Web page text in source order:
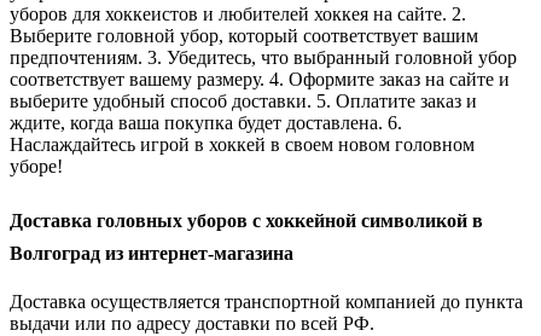
уборов для хоккеистов и любителей хоккея на сайте. 2.
Выберите головной убор, который соответствует вашим
предпочтениям. 3. Убедитесь, что выбранный головной убор
соответствует вашему размеру. 4. Оформите заказ на сайте и
выберите удобный способ доставки. 5. Оплатите заказ и
ждите, когда ваша покупка будет доставлена. 6.
Наслаждайтесь игрой в хоккей в своем новом головном
уборе!
Доставка головных уборов с хоккейной символикой в
Волгоград из интернет-магазина
Доставка осуществляется транспортной компанией до пункта
выдачи или по адресу доставки по всей РФ.